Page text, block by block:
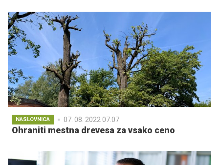
NASLOVNICA 07. 08. 2022 07.07
Ohraniti mestna drevesa za vsako ceno